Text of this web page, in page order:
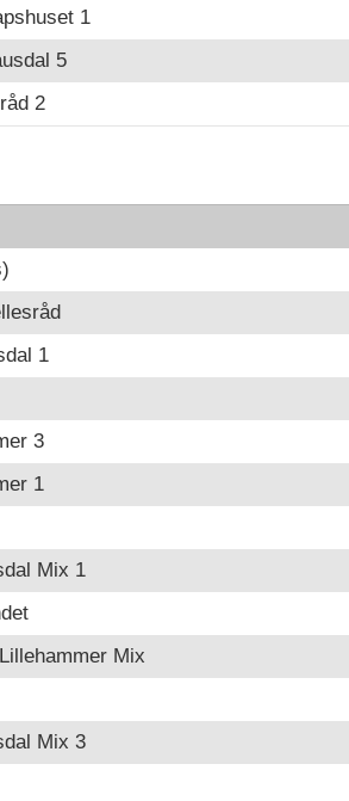
1
5
2
1
3
1
Mix 1
Mix
Mix 3